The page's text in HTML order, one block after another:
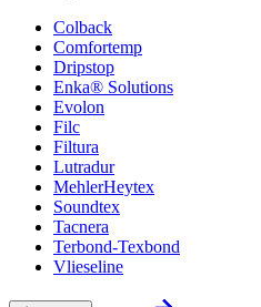
Colback
Comfortemp
Dripstop
Enka® Solutions
Evolon
Filc
Filtura
Lutradur
MehlerHeytex
Soundtex
Tacnera
Terbond-Texbond
Vlieseline